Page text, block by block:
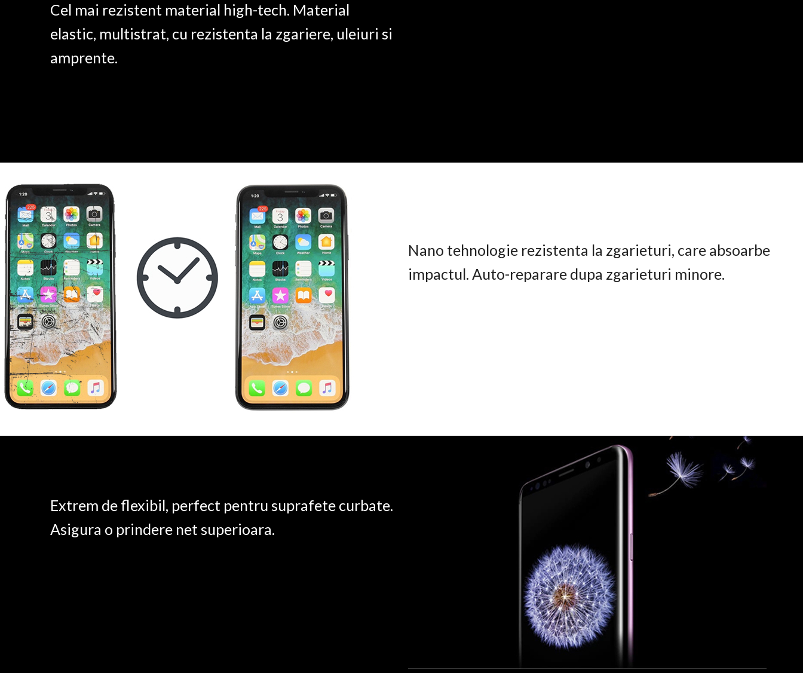
Cel mai rezistent material high-tech. Material
elastic, multistrat, cu rezistenta la zgariere, uleiuri si
amprente.
Nano tehnologie rezistenta la zgarieturi, care absoarbe
impactul. Auto-reparare dupa zgarieturi minore.
Extrem de flexibil, perfect pentru suprafete curbate.
Asigura o prindere net superioara.